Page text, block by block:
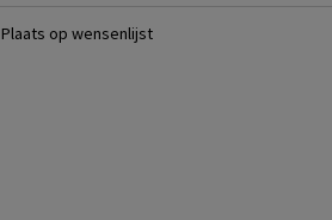
Plaats op wensenlijst